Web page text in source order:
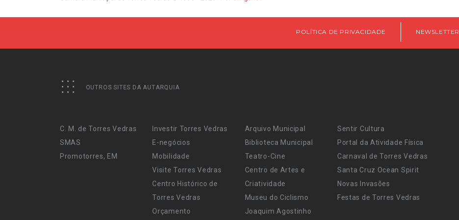
POLÍTICA DE PRIVACIDADE NEWSLETTER
OUTROS SITES DA AUTARQUIA
C. M. de Torres Vedras
SMAS
Promotorres, EM
Investir Torres Vedras
E-negócios
Mobilidade
Visite Torres Vedras
Centro Histórico de
Torres Vedras
Orçamento
Arquivo Municipal
Biblioteca Municipal
Teatro-Cine
Centro de Artes e
Criatividade
Museu do Ciclismo
Joaquim Agostinho
Sentir Cultura
Portal da Atividade Física
Carnaval de Torres Vedras
Santa Cruz Ocean Spirit
Novas Invasões
Festas de Torres Vedras